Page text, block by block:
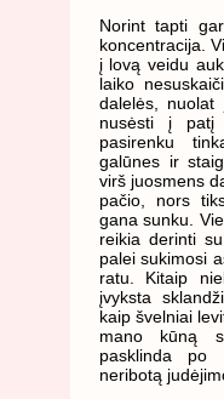
Norint tapti
koncentracija.
į lovą veidu
laiko
dalelės, nuolat
nusėsti į patį
pasirenku
galūnes ir
virš juosmens
pačio, nors
gana sunku.
reikia derinti
palei sukimosi
ratu. Kitaip
įvyksta
kaip švelniai
mano kūną
pasklinda po
neribotą